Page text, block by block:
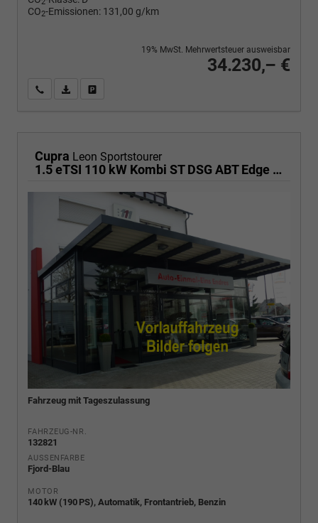
2
CO2-Emissionen: 131,00 g/km
34.230,– €
19% MwSt. Mehrwertsteuer ausweisbar
Wir rufen Sie anPDF-Fahrzeugexposé drucken
Cupra Leon Sportstourer
1.5 eTSI 110 kW Kombi ST DSG ABT Edge AHK ACC LED
Fahrzeug mit Tageszulassung
FAHRZEUG-NR.
132821
AUSSENFARBE
Fjord-Blau
MOTOR
140 kW (190 PS), Automatik, Frontantrieb, Benzin